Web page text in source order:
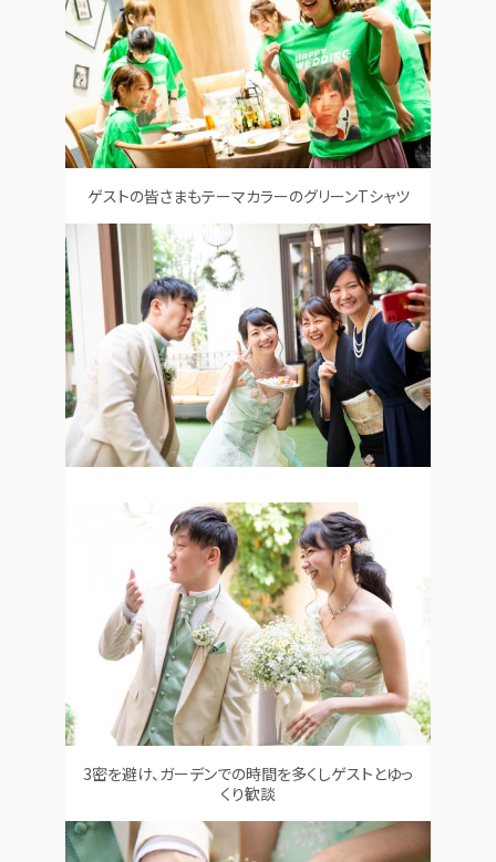
ゲストの皆さまもテーマカラーのグリーンTシャツ
3密を避け、ガーデンでの時間を多くしゲストとゆっ
くり歓談